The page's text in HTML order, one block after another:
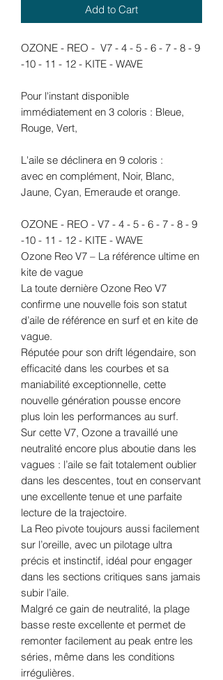
Add to Cart
OZONE - REO - V7 - 4 - 5 - 6 - 7 - 8 - 9
-10 - 11 - 12 - KITE - WAVE
Pour l'instant disponible
immédiatement en 3 coloris : Bleue,
Rouge, Vert,
L'aile se déclinera en 9 coloris :
avec en complément, Noir, Blanc,
Jaune, Cyan, Emeraude et orange.
OZONE - REO - V7 - 4 - 5 - 6 - 7 - 8 - 9
-10 - 11 - 12 - KITE - WAVE
Ozone Reo V7 – La référence ultime en
kite de vague
La toute dernière Ozone Reo V7
confirme une nouvelle fois son statut
d’aile de référence en surf et en kite de
vague.
Réputée pour son drift légendaire, son
efficacité dans les courbes et sa
maniabilité exceptionnelle, cette
nouvelle génération pousse encore
plus loin les performances au surf.
Sur cette V7, Ozone a travaillé une
neutralité encore plus aboutie dans les
vagues : l’aile se fait totalement oublier
dans les descentes, tout en conservant
une excellente tenue et une parfaite
lecture de la trajectoire.
La Reo pivote toujours aussi facilement
sur l’oreille, avec un pilotage ultra
précis et instinctif, idéal pour engager
dans les sections critiques sans jamais
subir l’aile.
Malgré ce gain de neutralité, la plage
basse reste excellente et permet de
remonter facilement au peak entre les
séries, même dans les conditions
irrégulières.